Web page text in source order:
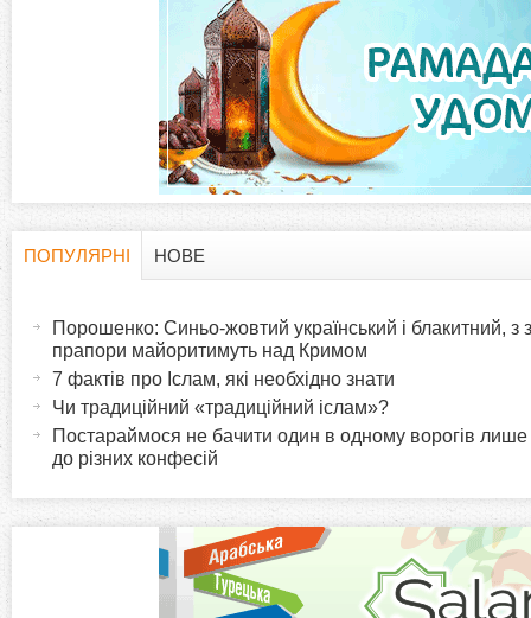
к
z
ПОПУЛЯРНІ
в
НОВЕ
Порошенко: Синьо-жовтий український і блакитний, з
прапори майоритимуть над Кримом
7 фактів про Іслам, які необхідно знати
Чи традиційний «традиційний іслам»?
Постараймося не бачити один в одному ворогів лише
до різних конфесій